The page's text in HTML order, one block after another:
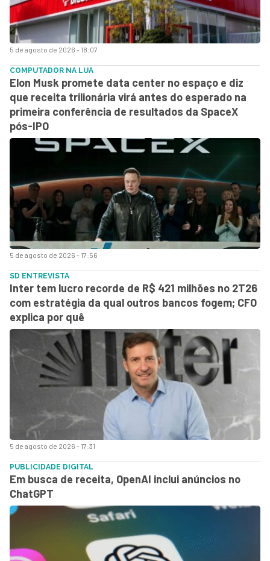
5 de agosto de 2026 - 18:07
5 de agosto de 2026 - 17:56
COMPUTADOR NA LUA
Elon Musk promete data center no espaço e diz
que receita trilionária virá antes do esperado na
primeira conferência de resultados da SpaceX
pós-IPO
5 de agosto de 2026 - 17:31
SD ENTREVISTA
Inter tem lucro recorde de R$ 421 milhões no 2T26
com estratégia da qual outros bancos fogem; CFO
explica por quê
PUBLICIDADE DIGITAL
Em busca de receita, OpenAI inclui anúncios no
ChatGPT